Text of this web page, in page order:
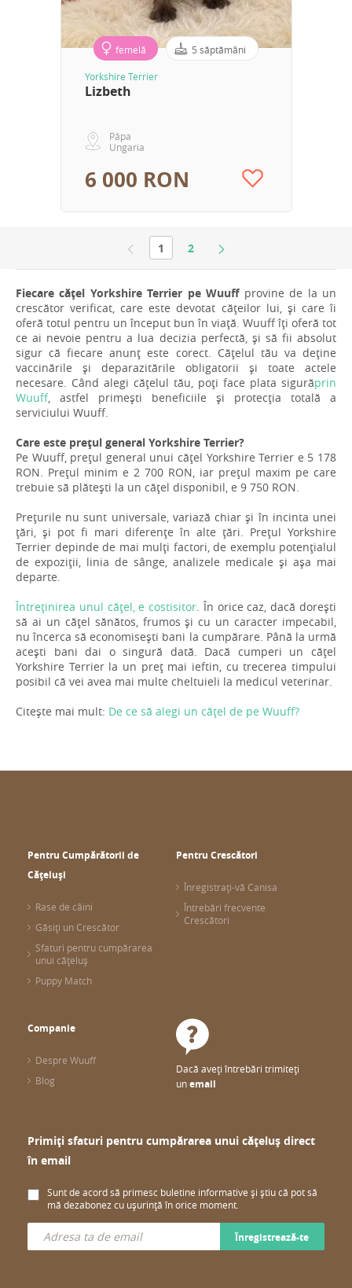
femelă 5 săptămâni
Yorkshire Terrier
Lizbeth
Pápa
Ungaria
6 000 RON
1 2
Fiecare cățel Yorkshire Terrier pe Wuuffprovine de la un
crescător verificat, care este devotat cățeilor lui, și care îi
oferă totul pentru un început bun în viață. Wuuff îți oferă tot
ce ai nevoie pentru a lua decizia perfectă, și să fii absolut
sigur că fiecare anunț este corect. Cățelul tău va deține
vaccinările și deparazitările obligatorii și toate actele
necesare. Când alegi cățelul tău, poți face plata sigurăprin
Wuuff, astfel primești beneficiile și protecția totală a
serviciului Wuuff.
Care este prețul general Yorkshire Terrier?
Pe Wuuff, prețul general unui cățel Yorkshire Terrier e 5 178
RON. Prețul minim e 2 700 RON, iar prețul maxim pe care
trebuie să plătești la un cățel disponibil, e 9 750 RON.
Prețurile nu sunt universale, variază chiar și în incinta unei
țări, și pot fi mari diferențe în alte țări. Prețul Yorkshire
Terrier depinde de mai mulți factori, de exemplu potențialul
de expoziții, linia de sânge, analizele medicale și așa mai
departe.
Întreținirea unul cățel, e costisitor. În orice caz, dacă dorești
să ai un cățel sănătos, frumos și cu un caracter impecabil,
nu încerca să economisești bani la cumpărare. Până la urmă
acești bani dai o singură dată. Dacă cumperi un cățel
Yorkshire Terrier la un preț mai ieftin, cu trecerea timpului
posibil că vei avea mai multe cheltuieli la medicul veterinar.
Citește mai mult: De ce să alegi un cățel de pe Wuuff?
Pentru Cumpărătorii de
Cățeluși
Rase de câini
Găsiți un Crescător
Sfaturi pentru cumpărarea
unui cățeluș
Puppy Match
Pentru Crescători
Înregistrați-vă Canisa
Întrebări frecvente
Crescători
Companie
Despre Wuuff
Blog
Dacă aveți întrebări trimiteți
unemail
Primiți sfaturi pentru cumpărarea unui cățeluș direct
în email
Sunt de acord să primesc buletine informative și știu că pot să
mă dezabonez cu ușurință în orice moment.
Înregistrează-te